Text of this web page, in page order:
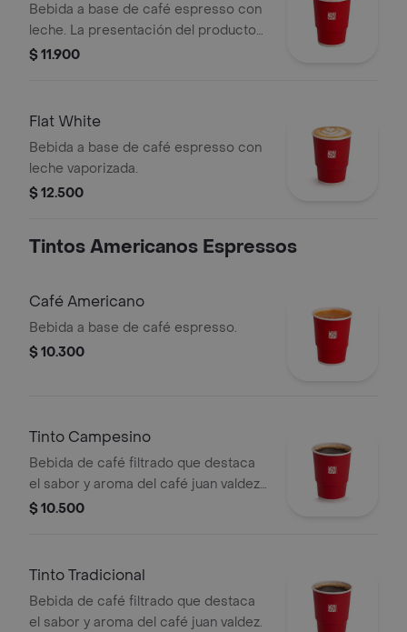
Bebida a base de café espresso con
leche. La presentación del producto
puede variar significativamente tras 5
domicilio.
$ 11.900
Flat White
Bebida a base de café espresso con
leche vaporizada.
$ 12.500
Tintos Americanos Espressos
Café Americano
Bebida a base de café espresso.
$ 10.300
Tinto Campesino
Bebida de café filtrado que destaca
el sabor y aroma del café juan valdez,
endulzada con panela, clavos y canela.
$ 10.500
Tinto Tradicional
Bebida de café filtrado que destaca
el sabor y aroma del café juan valdez.